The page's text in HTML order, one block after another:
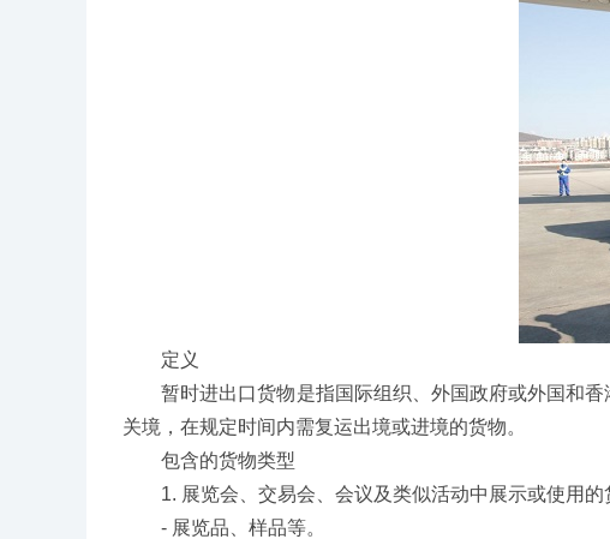
定义
暂时进出口货物是指国际组织、外国政府或外国和香
关境，在规定时间内需复运出境或进境的货物。
包含的货物类型
1. 展览会、交易会、会议及类似活动中展示或使用的
- 展览品、样品等。